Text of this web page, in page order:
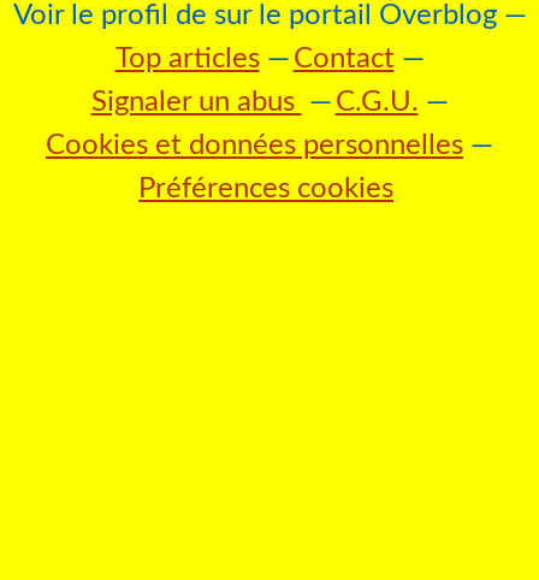
Voir le profil de sur le portail Overblog
Top articles
Contact
Signaler un abus
C.G.U.
Cookies et données personnelles
Préférences cookies